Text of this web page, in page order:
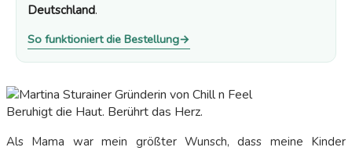
Deutschland.
So funktioniert die Bestellung→
Beruhigt die Haut. Berührt das Herz.
Als Mama war mein größter Wunsch, dass meine Kinder